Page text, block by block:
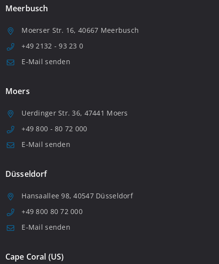
Meerbusch
Moerser Str. 16, 40667 Meerbusch
+49 2132 - 93 23 0
E-Mail senden
Moers
Uerdinger Str. 36, 47441 Moers
+49 800 - 80 72 000
E-Mail senden
Düsseldorf
Hansaallee 98, 40547 Düsseldorf
+49 800 80 72 000
E-Mail senden
Cape Coral (US)